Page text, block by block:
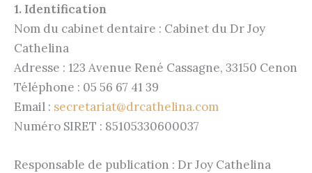
1. Identification
Nom du cabinet dentaire : Cabinet du Dr Joy
Cathelina
Adresse : 123 Avenue René Cassagne, 33150 Cenon
Téléphone : 05 56 67 41 39
Email : secretariat@drcathelina.com
Numéro SIRET : 85105330600037
Responsable de publication : Dr Joy Cathelina